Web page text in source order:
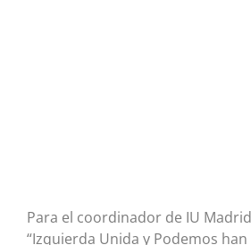
Para el coordinador de IU
“Izquierda Unida y Podemos